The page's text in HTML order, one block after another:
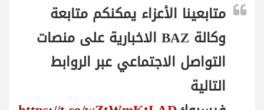
متابعينا الأعزاء يمكنكم متابعة
وكالة BAZ الاخبارية على منصات
التواصل الاجتماعي عبر الروابط
التالية